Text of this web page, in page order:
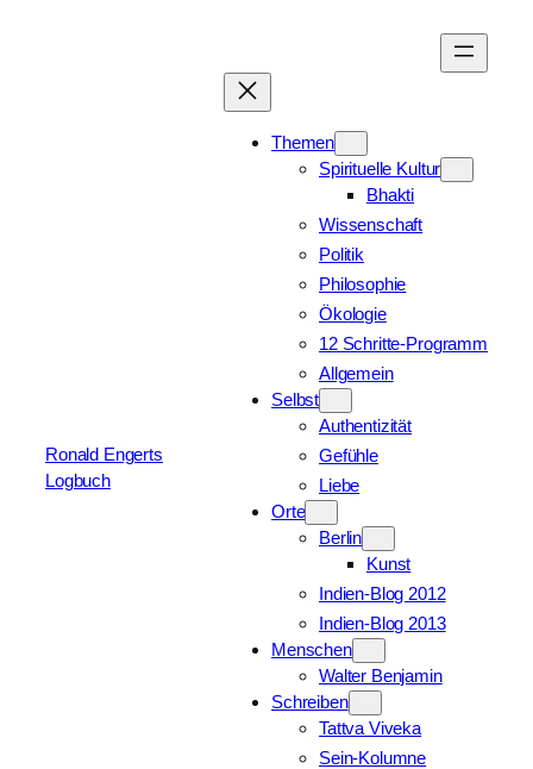
Ronald Engerts
Logbuch
Themen
Spirituelle Kultur
Bhakti
Wissenschaft
Politik
Philosophie
Ökologie
12 Schritte-Programm
Allgemein
Selbst
Authentizität
Gefühle
Liebe
Orte
Berlin
Kunst
Indien-Blog 2012
Indien-Blog 2013
Menschen
Walter Benjamin
Schreiben
Tattva Viveka
Sein-Kolumne